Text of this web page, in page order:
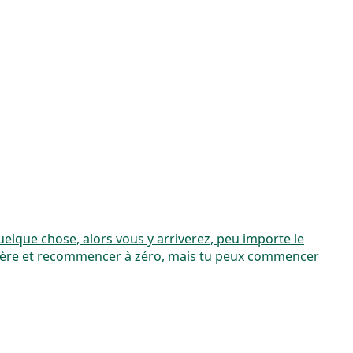
chose, alors vous y arriverez, peu importe le
et recommencer à zéro, mais tu peux commencer